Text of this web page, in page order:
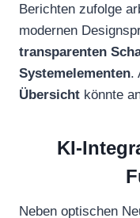
Berichten zufolge
modernen
transparenten
Systemelementen.
Übersicht könnte
KI-
Neben optischen